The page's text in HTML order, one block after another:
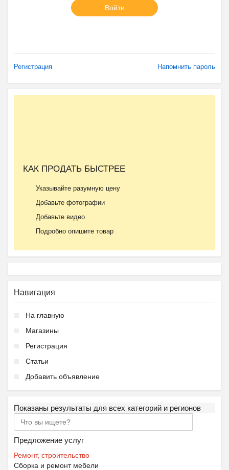
Войти
Регистрация Напомнить пароль
КАК ПРОДАТЬ БЫСТРЕЕ
Указывайте разумную цену
Добавьте фотографии
Добавьте видео
Подробно опишите товар
Навигация
На главную
Магазины
Регистрация
Статьи
Добавить объявление
Показаны результаты для всех категорий и регионов
Предложение услуг
Ремонт, строительство
Сборка и ремонт мебели